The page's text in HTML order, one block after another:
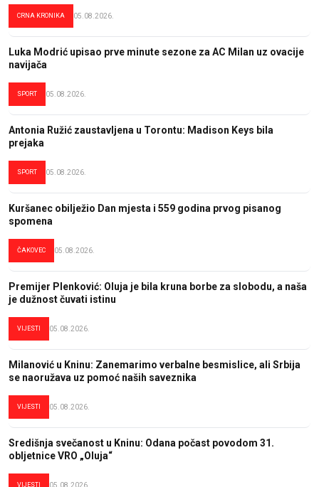
CRNA KRONIKA 05.08.2026.
Luka Modrić upisao prve minute sezone za AC Milan uz ovacije
navijača
SPORT 05.08.2026.
Antonia Ružić zaustavljena u Torontu: Madison Keys bila
prejaka
SPORT 05.08.2026.
Kuršanec obilježio Dan mjesta i 559 godina prvog pisanog
spomena
ČAKOVEC 05.08.2026.
Premijer Plenković: Oluja je bila kruna borbe za slobodu, a naša
je dužnost čuvati istinu
VIJESTI 05.08.2026.
Milanović u Kninu: Zanemarimo verbalne besmislice, ali Srbija
se naoružava uz pomoć naših saveznika
VIJESTI 05.08.2026.
Središnja svečanost u Kninu: Odana počast povodom 31.
obljetnice VRO „Oluja“
VIJESTI 05.08.2026.